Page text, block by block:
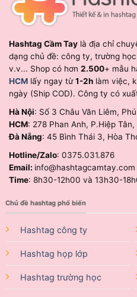
Hashtag Cầm Tay là địa chỉ
dạng chủ đề: công ty, trường
v.v... Shop có hơn 2.500+ mẫu
HCM lấy ngay từ1-2h làm việc,
ngày (Ship COD). Công ty có
Hà Nội: Số 3 Châu Văn Liêm,
HCM: 278 Phan Anh, P.Hiệp
Đà Nẵng: 45 Bình Thái 3, Hòa
Hotline/Zalo: 0375.031.876
Email: info@hashtagcamtay.com
Time: 8h30-12h00 và 13h30-
Chủ đề hashtag phổ biến
Hashtag công ty
Hashtag họp lớp
Hashtag trường học